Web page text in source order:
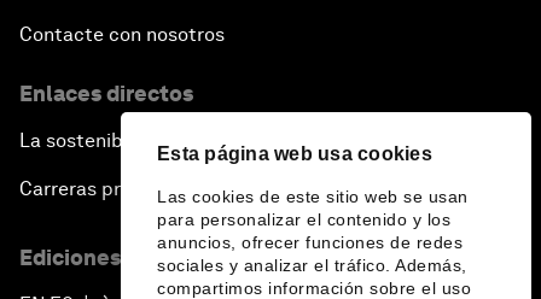
Esta página web usa cookies
Las cookies de este sitio web se usan
para personalizar el contenido y los
anuncios, ofrecer funciones de redes
sociales y analizar el tráfico. Además,
compartimos información sobre el uso
Contacte con nosotros
Enlaces directos
La sostenibilidad en el Foro
Carreras profesionales
Ediciones en otros idiomas